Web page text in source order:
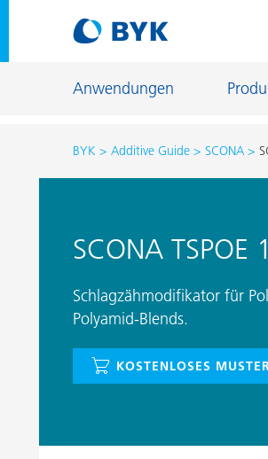
Anwendungen
Produktempfehlungen nach
Autoreparaturlackierung
Autoserienlackierung
Bauchemie
Can Coatings
Coil Coatings
BYK Additive Guide SCONA
SCONA TSPOE
Schlagzähmodifikator für
Polyamid-Blends.
KOSTENLOSES